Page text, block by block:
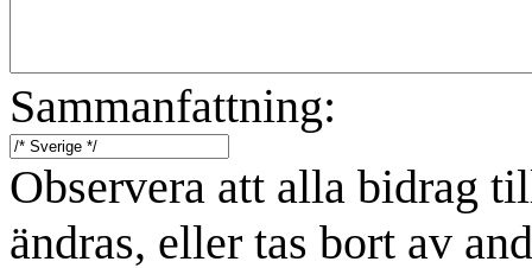
Sammanfattning:
Observera att alla bidrag
ändras, eller tas bort av